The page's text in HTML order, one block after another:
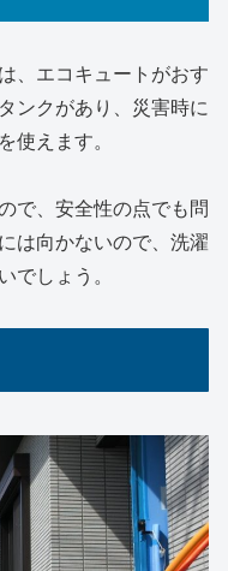
、エコキュートがおす
ンクがあり、災害時に
使えます。
で、安全性の点でも問
は向かないので、洗濯
でしょう。